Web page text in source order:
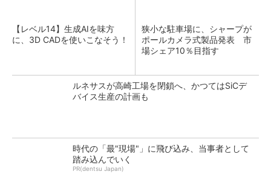
【レベル14】生成AIを味方
に、3D CADを使いこなそう！
狭小な駐車場に、シャープが
ポールカメラ式製品発表 市
場シェア10％目指す
ルネサスが高崎工場を閉鎖へ、かつてはSiCデ
バイス生産の計画も
時代の「最"現場"」に飛び込み、当事者として
踏み込んでいく
PR(dentsu Japan)